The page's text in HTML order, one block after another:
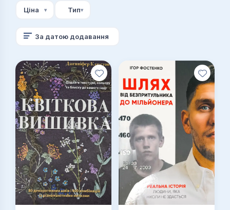
Економіка
Ціна Тип
За датою додавання